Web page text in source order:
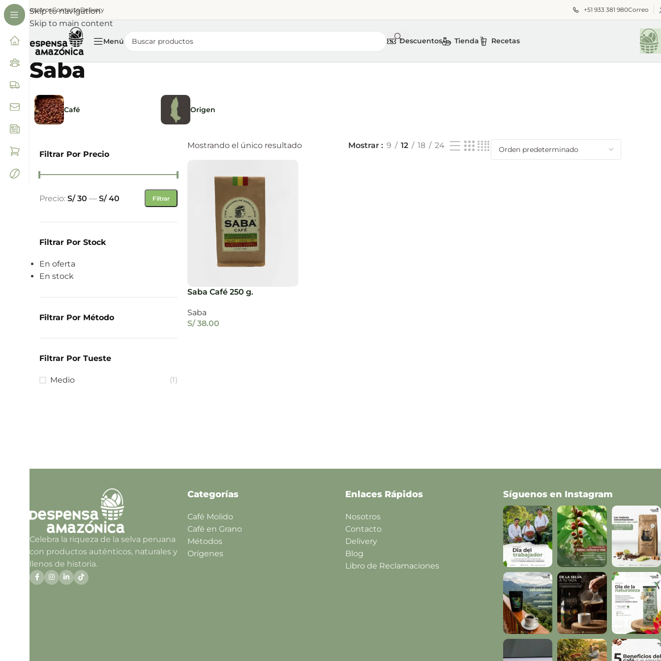
Skip to navigation
Skip to main content
NosotrosContactoDelivery +51 933 381 980Correo
Menú Descuentos Tienda Recetas
Saba
Café Origen
Filtrar Por Precio
Filtrar
Precio: S/ 30 — S/ 40
Filtrar Por Stock
En oferta
En stock
Filtrar Por Método
Filtrar Por Tueste
Medio (1)
Mostrando el único resultado Mostrar 9 12 18 24
Saba Café 250 g.
Saba
S/38.00
Celebra la riqueza de la selva peruana
con productos auténticos, naturales y
llenos de historia.
Categorías
Café Molido
Café en Grano
Métodos
Orígenes
Enlaces Rápidos
Nosotros
Contacto
Delivery
Blog
Libro de Reclamaciones
Síguenos en Instagram